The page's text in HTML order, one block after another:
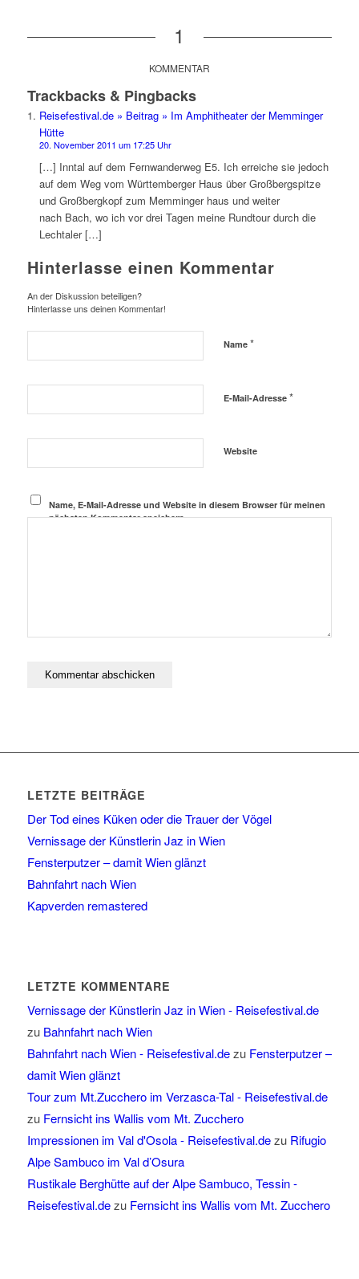
1
KOMMENTAR
Trackbacks & Pingbacks
Reisefestival.de » Beitrag » Im Amphitheater der Memminger
Hütte
20. November 2011 um 17:25 Uhr
[…] Inntal auf dem Fernwanderweg E5. Ich erreiche sie jedoch
auf dem Weg vom Württemberger Haus über Großbergspitze
und Großbergkopf zum Memminger haus und weiter
nach Bach, wo ich vor drei Tagen meine Rundtour durch die
Lechtaler […]
Hinterlasse einen Kommentar
An der Diskussion beteiligen?
Hinterlasse uns deinen Kommentar!
Name *
E-Mail-Adresse *
Website
Name, E-Mail-Adresse und Website in diesem Browser für meinen
nächsten Kommentar speichern.
LETZTE BEITRÄGE
Der Tod eines Küken oder die Trauer der Vögel
Vernissage der Künstlerin Jaz in Wien
Fensterputzer – damit Wien glänzt
Bahnfahrt nach Wien
Kapverden remastered
LETZTE KOMMENTARE
Vernissage der Künstlerin Jaz in Wien - Reisefestival.de
zu Bahnfahrt nach Wien
Bahnfahrt nach Wien - Reisefestival.dezu Fensterputzer –
damit Wien glänzt
Tour zum Mt.Zucchero im Verzasca-Tal - Reisefestival.de
zu Fernsicht ins Wallis vom Mt. Zucchero
Impressionen im Val d'Osola - Reisefestival.dezu Rifugio
Alpe Sambuco im Val d’Osura
Rustikale Berghütte auf der Alpe Sambuco, Tessin -
Reisefestival.dezu Fernsicht ins Wallis vom Mt. Zucchero